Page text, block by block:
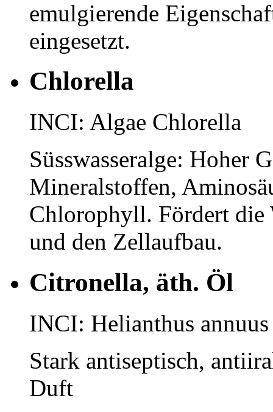
emulgierende
eingesetzt.
Chlorella
INCI: Algae Chlorella
Süsswasseralge: Hoher
Mineralstoffen,
Chlorophyll. Fördert die
und den Zellaufbau.
Citronella, äth. Öl
INCI: Helianthus annuus
Stark antiseptisch,
Duft